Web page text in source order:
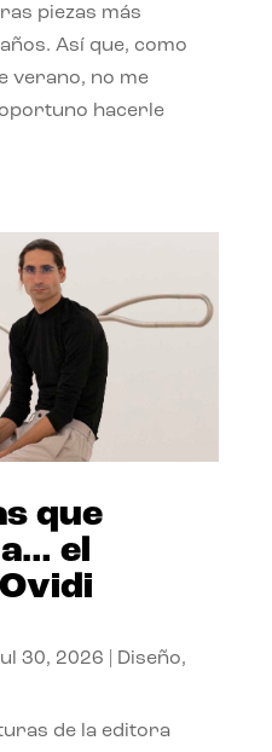
piezas más
Así que, como
verano, no me
hacerle
que
el
30, 2026 Diseño,
de la editora